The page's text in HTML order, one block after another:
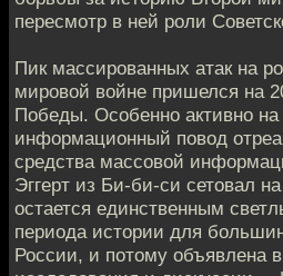
пересмотр в ней роли
Пик массированных атак на
мировой войне пришелся на
Победы. Особенно активно на
информационный повод
средства массовой
Эггерт из Би-би-си сетовал
остается единственным
периода истории для
России, и потому объявлена